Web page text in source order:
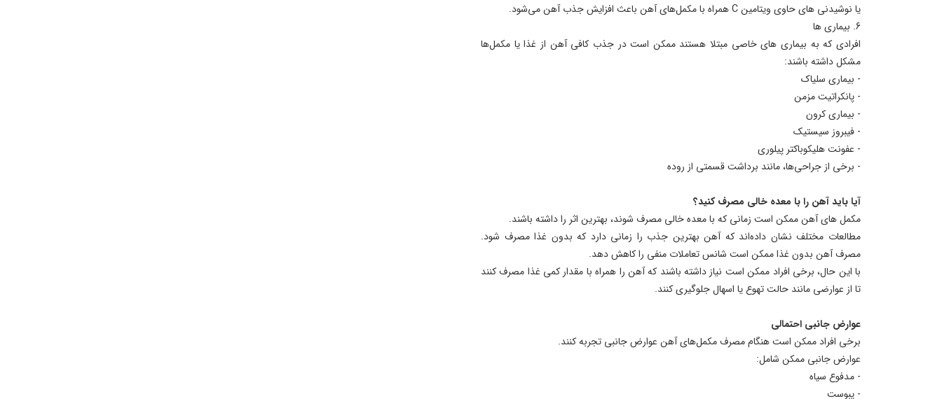
یا نوشیدنی ‌های حاوی ویتامین C همراه با مکمل‌های آهن باعث افزایش جذب آهن می‌شود.
6. بیماری ها
افرادی که به بیماری های خاصی مبتلا هستند ممکن است در جذب کافی آهن از غذا یا مکمل‌ها
مشکل داشته باشند:
- بیماری سلیاک
- پانکراتیت مزمن
- بیماری کرون
- فیبروز سیستیک
- عفونت هلیکوباکتر پیلوری
- برخی از جراحی‌ها، مانند برداشت قسمتی از روده
آیا باید آهن را با معده خالی مصرف کنید؟
مکمل ‌های آهن ممکن است زمانی که با معده خالی مصرف شوند، بهترین اثر را داشته باشند.
مطالعات مختلف نشان داده‌اند که آهن بهترین جذب را زمانی دارد که بدون غذا مصرف شود.
مصرف آهن بدون غذا ممکن است شانس تعاملات منفی را کاهش دهد.
با این حال، برخی افراد ممکن است نیاز داشته باشند که آهن را همراه با مقدار کمی غذا مصرف کنند
تا از عوارضی مانند حالت تهوع یا اسهال جلوگیری کنند.
عوارض جانبی احتمالی
برخی افراد ممکن است هنگام مصرف مکمل‌های آهن عوارض جانبی تجربه کنند.
عوارض جانبی ممکن شامل:
- مدفوع سیاه
- یبوست